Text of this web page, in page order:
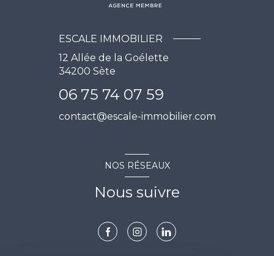
ESCALE IMMOBILIER
12 Allée de la Goélette
34200 Sète
06 75 74 07 59
contact@escale-immobilier.com
NOS RÉSEAUX
Nous suivre